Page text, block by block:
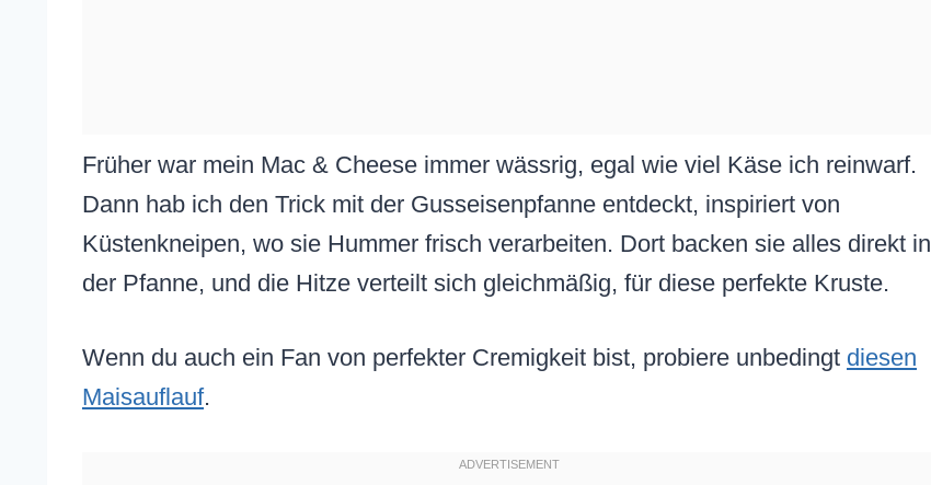
Früher war mein Mac & Cheese immer wässrig, egal wie viel Käse ich reinwarf.
Dann hab ich den Trick mit der Gusseisenpfanne entdeckt, inspiriert von
Küstenkneipen, wo sie Hummer frisch verarbeiten. Dort backen sie alles direkt in
der Pfanne, und die Hitze verteilt sich gleichmäßig, für diese perfekte Kruste.
Wenn du auch ein Fan von perfekter Cremigkeit bist, probiere unbedingt diesen
Maisauflauf.